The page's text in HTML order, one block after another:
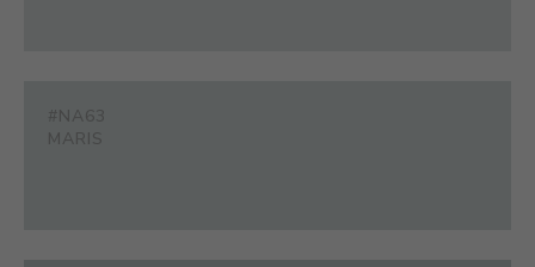
#NA63
MARIS